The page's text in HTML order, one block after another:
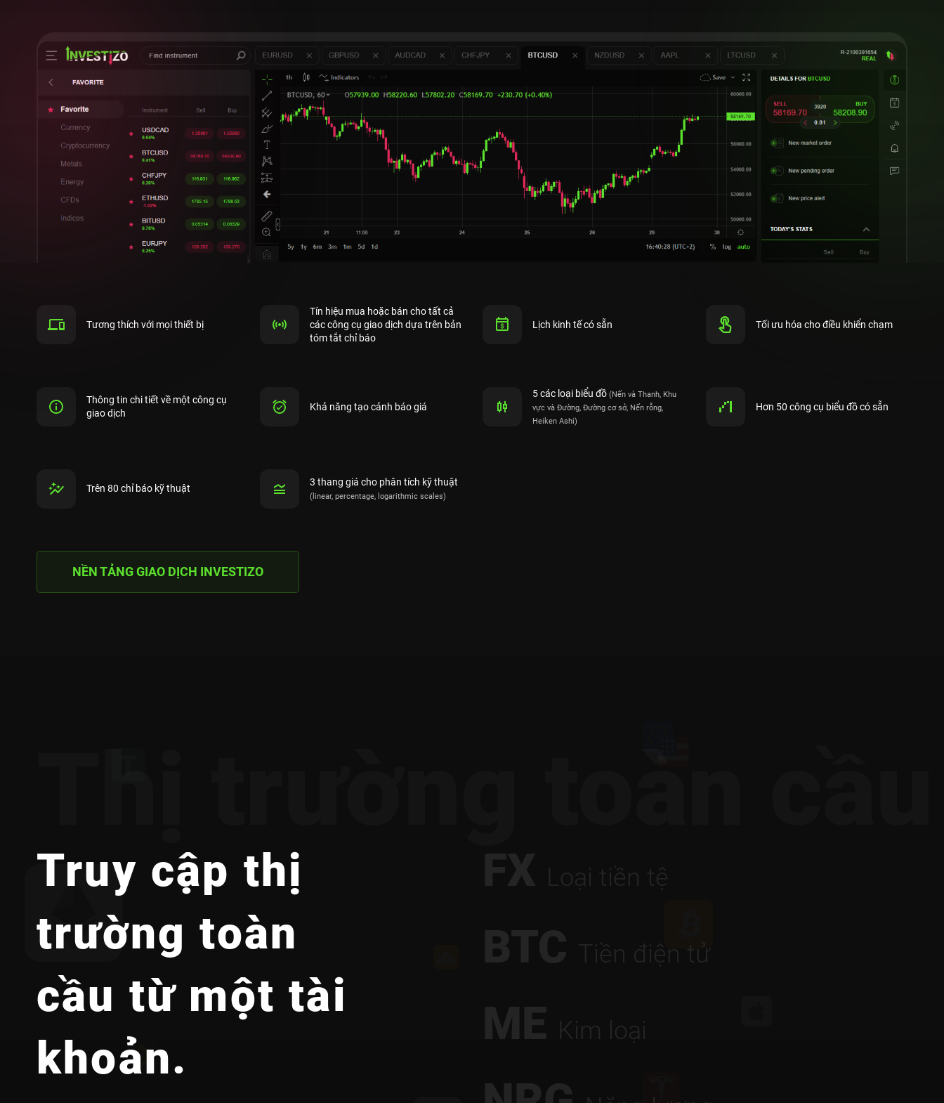
Tương thích với mọi thiết bị
Tín hiệu mua hoặc bán cho tất cả
các công cụ giao dịch dựa trên bản
tóm tắt chỉ báo
Lịch kinh tế có sẵn Tối ưu hóa cho điều khiển chạm
Thông tin chi tiết về một công cụ
giao dịch
Khả năng tạo cảnh báo giá
5 các loại biểu đồ (Nến và Thanh, Khu
vực và Đường, Đường cơ sở, Nến rỗng,
Heiken Ashi)
Hơn 50 công cụ biểu đồ có sẵn
Trên 80 chỉ báo kỹ thuật
3 thang giá cho phân tích kỹ thuật
(linear, percentage, logarithmic scales)
NỀN TẢNG GIAO DỊCH INVESTIZO
Truy cập thị
trường toàn
cầu từ một tài
khoản.
Tiền điện tử